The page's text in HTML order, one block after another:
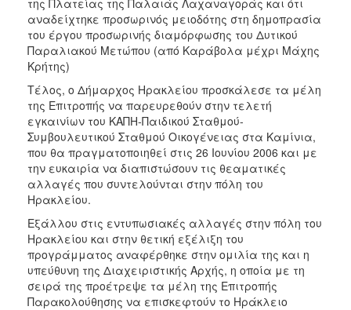
αναδείχτηκε προσωρινός μειοδότης στη δημοπρασία
του έργου προσωρινής διαμόρφωσης του Δυτικού
Παραλιακού Μετώπου (από Καράβολα μέχρι Μάχης
Κρήτης)
Τέλος, ο Δήμαρχος Ηρακλείου προσκάλεσε τα μέλη
της Επιτροπής να παρευρεθούν στην τελετή
εγκαινίων του ΚΑΠΗ-Παιδικού Σταθμού-
Συμβουλευτικού Σταθμού Οικογένειας στα Καμίνια,
που θα πραγματοποιηθεί στις 26 Ιουνίου 2006 και με
την ευκαιρία να διαπιστώσουν τις θεαματικές
αλλαγές που συντελούνται στην πόλη του
Ηρακλείου.
Εξάλλου στις εντυπωσιακές αλλαγές στην πόλη του
Ηρακλείου και στην θετική εξέλιξη του
προγράμματος αναφέρθηκε στην ομιλία της και η
υπεύθυνη της Διαχειριστικής Αρχής, η οποία με τη
σειρά της προέτρεψε τα μέλη της Επιτροπής
Παρακολούθησης να επισκεφτούν το Ηράκλειο